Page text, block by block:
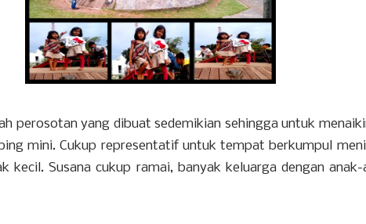
perosotan yang dibuat sedemikian sehingga untuk
mini. Cukup representatif untuk tempat berkumpul
kecil. Susana cukup ramai, banyak keluarga dengan